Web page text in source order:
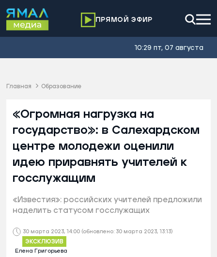
ПРЯМОЙ ЭФИР
10:29 пт, 07 августа
Главная Образование
30 марта 2023, 14:00 (обновлено: 30 марта 2023, 13:13)
ЭКСКЛЮЗИВ
Елена Григорьева
«Огромная нагрузка на
государство»: в Салехардском
центре молодежи оценили
идею приравнять учителей к
госслужащим
«Известия»: российских учителей предложили
наделить статусом госслужащих